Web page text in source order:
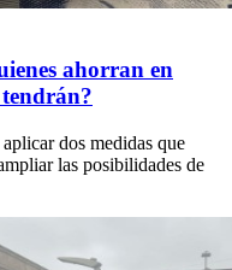
ahorran en
dos medidas que
las posibilidades de